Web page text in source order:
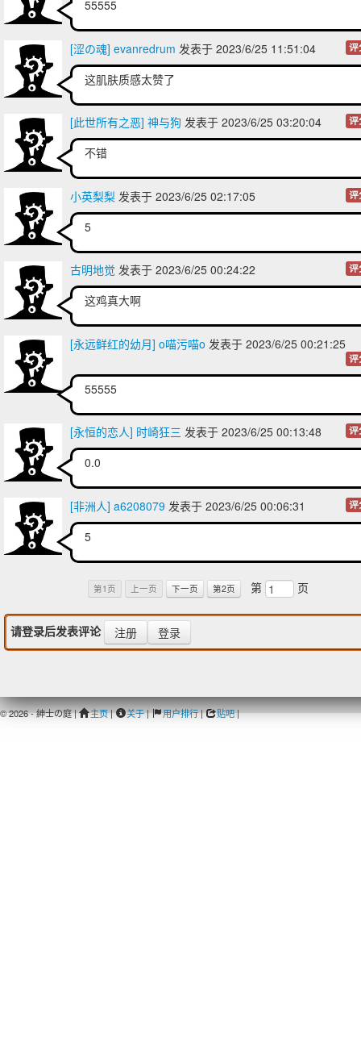
55555
[涩の魂] evanredrum 发表于 2023/6/25 11:51:04 评
这肌肤质感太赞了
[此世所有之恶] 神与狗 发表于 2023/6/25 03:20:04 评
不错
小英梨梨 发表于 2023/6/25 02:17:05 评
5
古明地觉 发表于 2023/6/25 00:24:22 评
这鸡真大啊
[永远鲜红的幼月] o喵污喵o 发表于 2023/6/25 00:21:25
评
55555
[永恒的恋人] 时崎狂三​ 发表于 2023/6/25 00:13:48 评
0.0
[非洲人] a6208079 发表于 2023/6/25 00:06:31 评
5
第1页 上一页 下一页 第2页 第 页
请登录后发表评论 注册 登录
© 2026 - 紳士の庭 | 主页| 关于| 用户排行| 贴吧|